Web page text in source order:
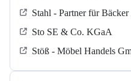
Stahl - Partner für
Sto SE & Co. KGaA
Stöß - Möbel Handels